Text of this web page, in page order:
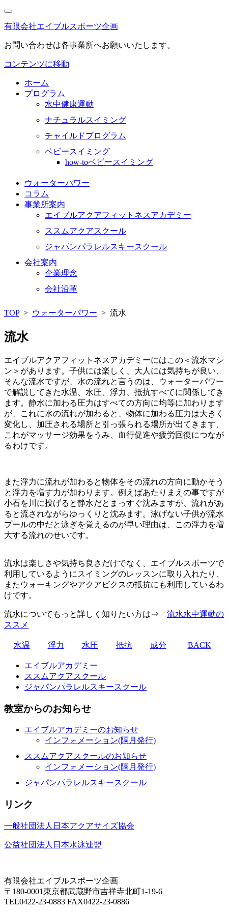
有限会社エイブルスポーツ企画
お問い合わせは各事業所へお願いいたします。
コンテンツに移動
ホーム
プログラム
水中健康運動
ナチュラルスイミング
チャイルドプログラム
ベビースイミング
how-toベビースイミング
ウォーターパワー
コラム
事業所案内
エイブルアクアフィットネスアカデミー
ススムアクアスクール
ジャパンパラレルスキースクール
会社案内
企業理念
会社沿革
TOP> ウォーターパワー > 流水
流水
エイブルアクアフィットネスアカデミーにはこの＜流水マシ
ン＞があります。子供には楽しく、大人には気持ちが良い、
そんな流水ですが、水の流れと言うのは、ウォーターパワー
で解説してきた水温、水圧、浮力、抵抗すべてに関係してき
ます。静水に加わる圧力はすべての方向に均等に加わります
が、これに水の流れが加わると、物体に加わる圧力は大きく
変化し、加圧される場所と引っ張られる場所が出てきます、
これがマッサージ効果をうみ、血行促進や疲労回復につなが
るわけです。
また浮力に流れが加わると物体をその流れの方向に動かそう
と浮力を増す力が加わります。例えばあたりまえの事ですが
小石を川に投げると静水だとまっすぐ沈みますが、流れがあ
ると流されながらゆっくりと沈みます。泳げない子供が流水
プールの中だと泳ぎを覚えるのが早い理由は、この浮力を増
大する流れのせいです。
流水は楽しさや気持ち良さだけでなく、エイブルスポーツで
利用しているようにスイミングのレッスンに取り入れたり、
またウォーキングやアクアビクスの抵抗にも利用しているわ
けです。
流水についてもっと詳しく知りたい方は⇒ 流水水中運動の
ススメ
水温 浮力 水圧 抵抗 成分 BACK
エイブルアカデミー
ススムアクアスクール
ジャパンパラレルスキースクール
教室からのお知らせ
エイブルアカデミーのお知らせ
インフォメーション(隔月発行)
ススムアクアスクールのお知らせ
インフォメーション(隔月発行)
ジャパンパラレルスキースクール
リンク
一般社団法人日本アクアサイズ協会
公益社団法人日本水泳連盟
有限会社エイブルスポーツ企画
〒180-0001東京都武蔵野市吉祥寺北町1-19-6
TEL0422-23-0883 FAX0422-23-0886